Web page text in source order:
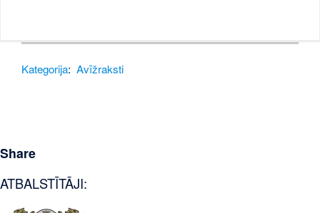
Kategorija: Avīžraksti
Share
ATBALSTĪTĀJI: